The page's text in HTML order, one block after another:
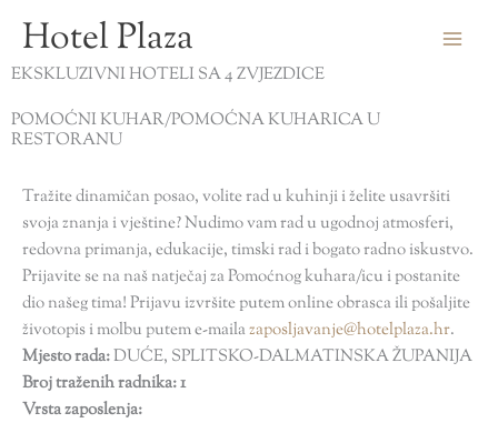
content
Hotel Plaza
EKSKLUZIVNI HOTELI SA 4 ZVJEZDICE
POMOĆNI KUHAR/POMOĆNA KUHARICA U
RESTORANU
Tražite dinamičan posao, volite rad u kuhinji i želite usavršiti
svoja znanja i vještine? Nudimo vam rad u ugodnoj atmosferi,
redovna primanja, edukacije, timski rad i bogato radno iskustvo.
Prijavite se na naš natječaj za Pomoćnog kuhara/icu i postanite
dio našeg tima! Prijavu izvršite putem online obrasca ili pošaljite
životopis i molbu putem e-mailazaposljavanje@hotelplaza.hr.
Mjesto rada:DUĆE, SPLITSKO-DALMATINSKA ŽUPANIJA
Broj traženih radnika: 1
Vrsta zaposlenja: